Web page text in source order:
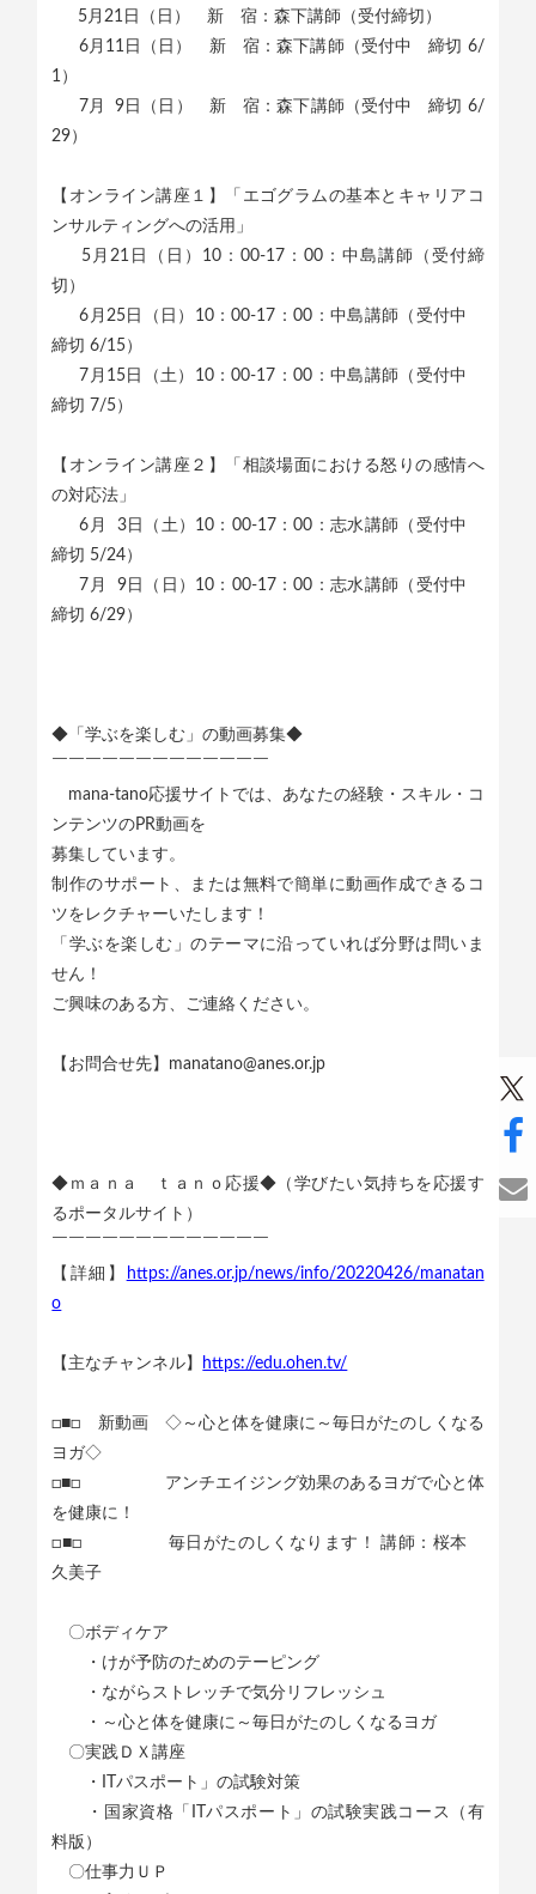
5月21日（日） 新 宿：森下講師（受付締切）
6月11日（日） 新 宿：森下講師（受付中 締切 6/
1）
7月 9日（日） 新 宿：森下講師（受付中 締切 6/
29）
【オンライン講座１】「エゴグラムの基本とキャリアコ
ンサルティングへの活用」
5月21日（日）10：00-17：00：中島講師（受付締
切）
6月25日（日）10：00-17：00：中島講師（受付中
締切 6/15）
7月15日（土）10：00-17：00：中島講師（受付中
締切 7/5）
【オンライン講座２】「相談場面における怒りの感情へ
の対応法」
6月 3日（土）10：00-17：00：志水講師（受付中
締切 5/24）
7月 9日（日）10：00-17：00：志水講師（受付中
締切 6/29）
◆「学ぶを楽しむ」の動画募集◆
￣￣￣￣￣￣￣￣￣￣￣￣￣
mana-tano応援サイトでは、あなたの経験・スキル・コ
ンテンツのPR動画を
募集しています。
制作のサポート、または無料で簡単に動画作成できるコ
ツをレクチャーいたします！
「学ぶを楽しむ」のテーマに沿っていれば分野は問いま
せん！
ご興味のある方、ご連絡ください。
【お問合せ先】manatano@anes.or.jp
◆ｍａｎａ ｔａｎｏ応援◆（学びたい気持ちを応援す
るポータルサイト）
￣￣￣￣￣￣￣￣￣￣￣￣￣
【詳細】
https://anes.or.jp/news/info/20220426/manatan
o
【主なチャンネル】 https://edu.ohen.tv/
□■□ 新動画 ◇～心と体を健康に～毎日がたのしくなる
ヨガ◇
□■□ アンチエイジング効果のあるヨガで心と体
を健康に！
□■□ 毎日がたのしくなります！ 講師：桜本
久美子
〇ボディケア
・けが予防のためのテーピング
・ながらストレッチで気分リフレッシュ
・～心と体を健康に～毎日がたのしくなるヨガ
〇実践ＤＸ講座
・ITパスポート」の試験対策
・国家資格「ITパスポート」の試験実践コース（有
料版）
〇仕事力ＵＰ